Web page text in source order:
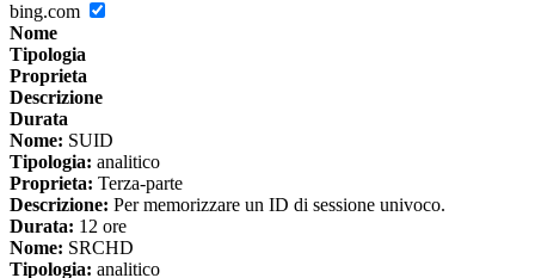
bing.com
Nome
Tipologia
Proprieta
Descrizione
Durata
Nome: SUID
Tipologia: analitico
Proprieta: Terza-parte
Descrizione: Per memorizzare un ID di sessione univoco.
Durata: 12 ore
Nome: SRCHD
Tipologia: analitico